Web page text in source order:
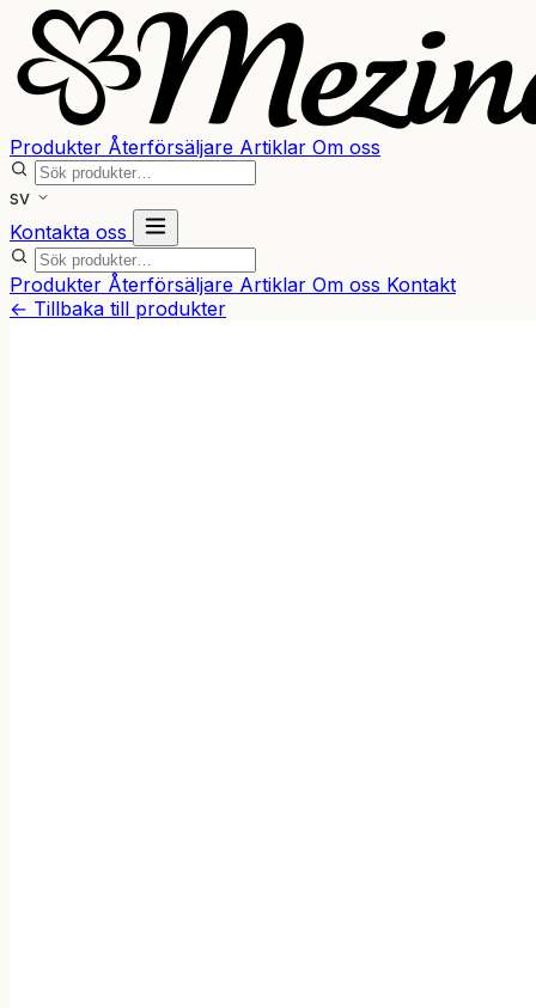
Produkter Återförsäljare Artiklar Om oss
sv
Kontakta oss
Produkter Återförsäljare Artiklar Om oss Kontakt
← Tillbaka till produkter